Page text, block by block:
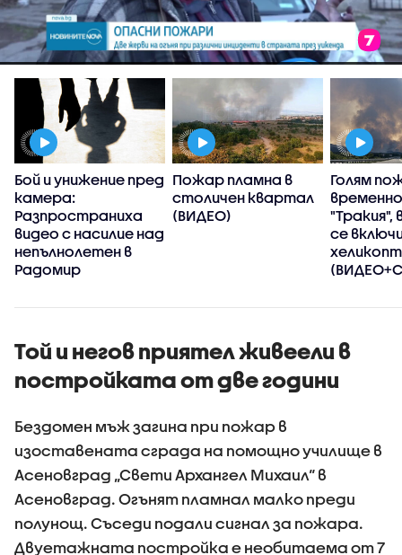
Бой и унижение пред
камера:
Разпространиха
видео с насилие над
непълнолетен в
Радомир
Пожар пламна в
столичен квартал
(ВИДЕО)
Голям
"Тракия",
се
Той и негов приятел живеели в
постройката от две години
Бездомен мъж загина при пожар в
изоставената сграда на помощно училище в
Асеновград „Свети Архангел Михаил“ в
Асеновград. Огънят пламнал малко преди
полунощ. Съседи подали сигнал за пожара.
Двуетажната постройка е необитаема от 7